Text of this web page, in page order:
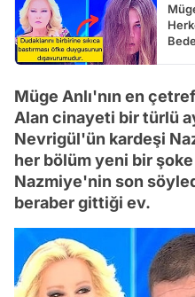
Müge Anlı'nın en
Alan cinayeti bir türlü
Nevrigül'ün kardeşi
her bölüm yeni bir
Nazmiye'nin son
beraber gittiği ev.